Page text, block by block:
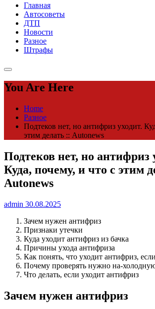
Главная
Автосоветы
ДТП
Новости
Разное
Штрафы
You Are Here
Home
Разное
Подтеков нет, но антифриз уходит.
этим делать :: Autonews
Подтеков нет, но антифриз
Куда, почему, и что с этим
Autonews
admin 30.08.2025
Зачем нужен антифриз
Признаки утечки
Куда уходит антифриз из бачка
Причины ухода антифриза
Как понять, что уходит антифриз,
Почему проверять нужно на-
Что делать, если уходит антифриз
Зачем нужен антифриз